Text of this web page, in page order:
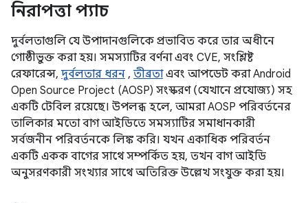
নিরাপত্তা প্যাচ
দুর্বলতাগুলি যে উপাদানগুলিকে প্রভাবিত করে তার অধীনে
গোষ্ঠীভুক্ত করা হয়। সমস্যাটির বর্ণনা এবং CVE, সংশ্লিষ্ট
রেফারেন্স, দুর্বলতার ধরন , তীব্রতাএবং আপডেট করা Android
Open Source Project (AOSP) সংস্করণ (যেখানে প্রযোজ্য) সহ
একটি টেবিল রয়েছে। উপলব্ধ হলে, আমরা AOSP পরিবর্তনের
তালিকার মতো বাগ আইডিতে সমস্যাটির সমাধানকারী
সর্বজনীন পরিবর্তনকে লিঙ্ক করি। যখন একাধিক পরিবর্তন
একটি একক বাগের সাথে সম্পর্কিত হয়, তখন বাগ আইডি
অনুসরণকারী সংখ্যার সাথে অতিরিক্ত উল্লেখ সংযুক্ত করা হয়।